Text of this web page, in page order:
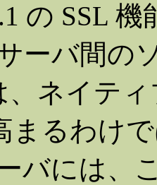
の SSL
サーバ間
、ネイテ
まるわけ
バには、